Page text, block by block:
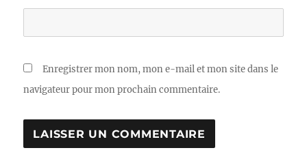
Enregistrer mon nom, mon e-mail et mon site dans le
navigateur pour mon prochain commentaire.